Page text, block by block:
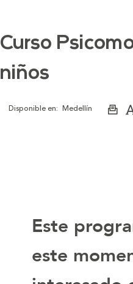
Curso
niños
Disponible en: Medellín
Este
este